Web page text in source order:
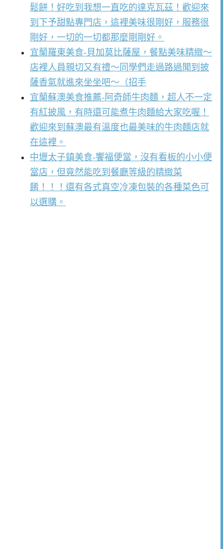
鬆餅！好吃到我想一直吃的達克瓦茲！歡迎來
到下予甜點專門店，這裡美味很剛好，服務很
剛好，一切的一切都那麼剛剛好。
宜蘭羅東美食-貝加莫比薩屋，餐點美味精緻～
店裡人員親切又有禮～同學們走過路過聞到披
薩香氣就進來坐坐吧～（招手
宜蘭蘇澳美食推薦-阿奇師牛肉麵，超人不一定
有紅披風，有時還可能煮牛肉麵給大家吃喔！
歡迎來到蘇澳最有溫度也最美味的牛肉麵店就
在這裡。
中壢太子鎮美食-饗福便當，沒有看板的小小便
當店，但竟然能吃到餐廳等級的精緻菜
餚！！！還有各式真空冷凍包裝的各種菜色可
以選購。